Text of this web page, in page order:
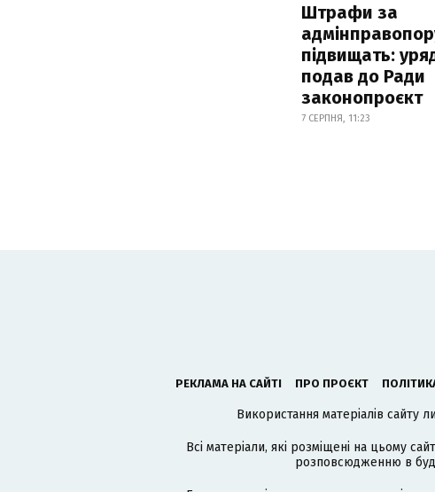
Штрафи за
підвищать:
подав до Ради
законопроєкт
7 СЕРПНЯ, 11:23
РЕКЛАМА НА САЙТІ ПРО ПРОЄКТ
Використання матеріалів сайту
Всі матеріали, які розміщені на цьому
розповсюдженню в